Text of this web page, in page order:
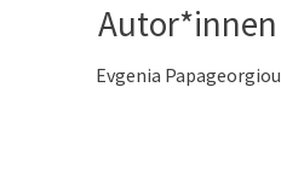
Autor*innen
Evgenia Papageorgiou